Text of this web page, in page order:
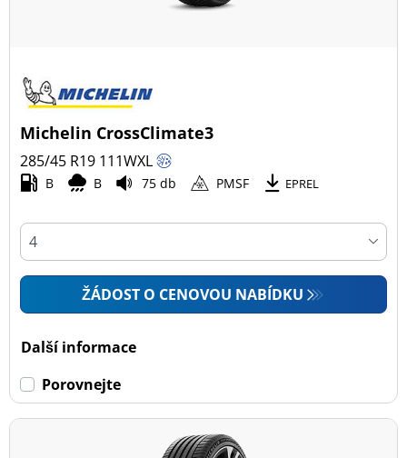
Michelin CrossClimate3
285/45 R19 111WXL
B B 75 db PMSF EPREL
ŽÁDOST O CENOVOU NABÍDKU
Další informace
Porovnejte